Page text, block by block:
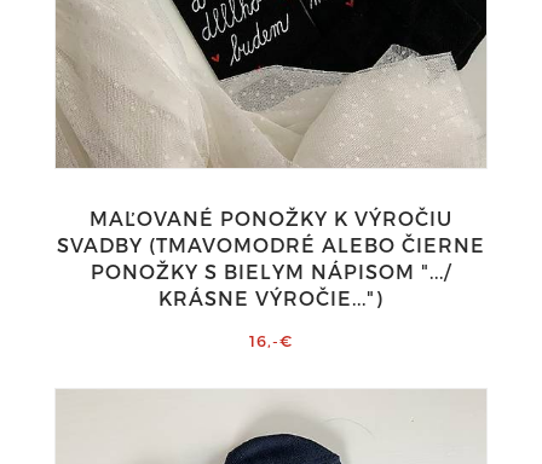
MAĽOVANÉ PONOŽKY K VÝROČIU
SVADBY (TMAVOMODRÉ ALEBO ČIERNE
PONOŽKY S BIELYM NÁPISOM ".../
KRÁSNE VÝROČIE...")
16,-€